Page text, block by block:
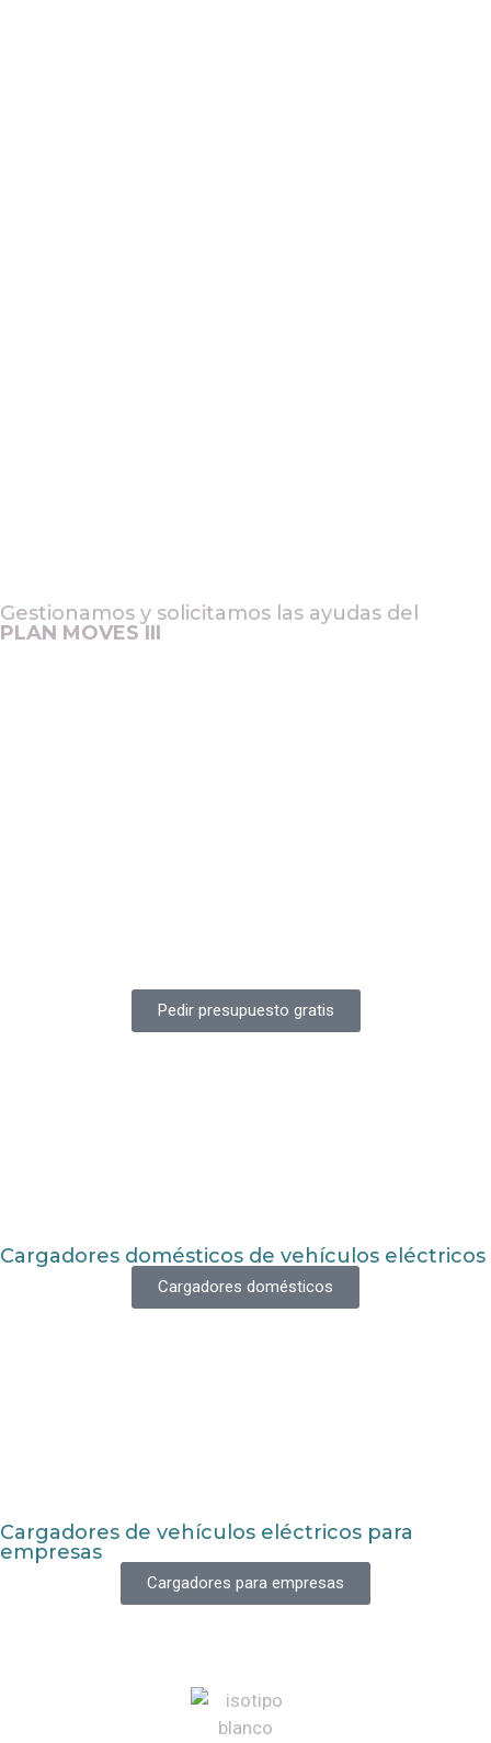
Gestionamos y solicitamos las ayudas del
PLAN MOVES III
Pedir presupuesto gratis
Cargadores domésticos de vehículos eléctricos
Cargadores domésticos
Cargadores de vehículos eléctricos para
empresas
Cargadores para empresas